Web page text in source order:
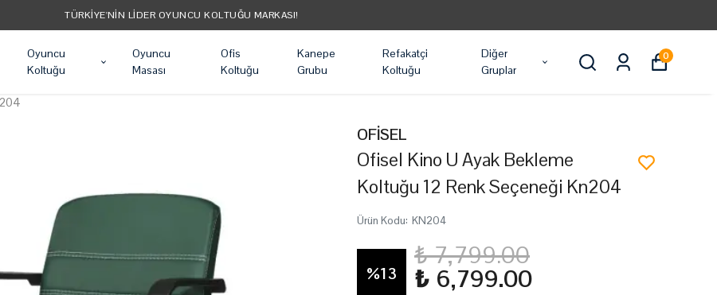
TÜRKIYE'NIN LIDER OYUNCU KOLTUĞU MARKASI!
Oyuncu
Koltuğu
Oyuncu
Masası
Ofis
Koltuğu
Kanepe
Grubu
Refakatçi
Koltuğu
Diğer
Gruplar
0
OFİSEL
Ofisel Kino U Ayak Bekleme
Koltuğu 12 Renk Seçeneği Kn204
Ürün Kodu: KN204
%13
₺ 7,799.00
₺ 6,799.00